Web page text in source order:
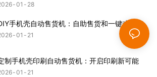
01 28
手机壳自动售货机：自助售货和一键式生产
01 21
制手机壳印刷自动售货机：开启印刷新可能
01 21